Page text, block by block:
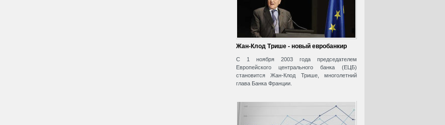
Жан-Клод Трише - новый евробанкир
С 1 ноября 2003 года председателем
Европейского центрального банка (ЕЦБ)
становится Жан-Клод Трише, многолетний
глава Банка Франции.